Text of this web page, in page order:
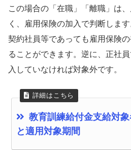
この場合の「在職」「離職」は
く、雇用保険の加入で判断しま
契約社員等であっても雇用保険
ることができます。逆に、正社
入していなければ対象外です。
教育訓練給付金支給対
と適用対象期間